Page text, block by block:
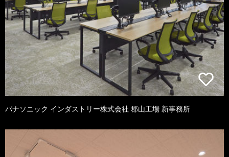
パナソニック インダストリー株式会社 郡山工場 新事務所